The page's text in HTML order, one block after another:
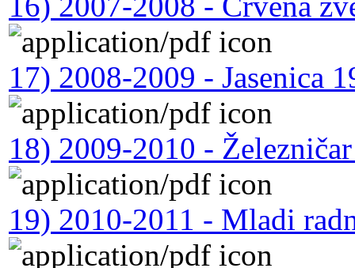
17) 2008-2009 - Jasenica
18) 2009-2010 -
19) 2010-2011 - Mladi